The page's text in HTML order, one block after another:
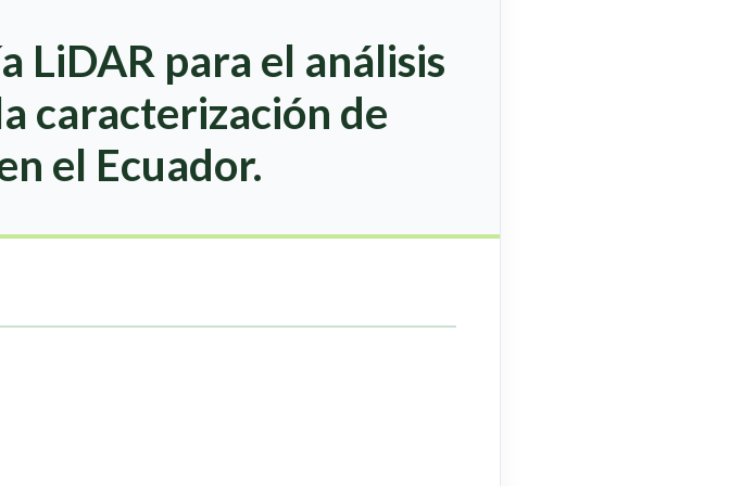
LiDAR para el análisis
caracterización de
el Ecuador.